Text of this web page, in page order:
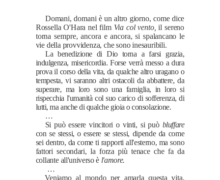
Domani, domani è un altro giorno, come dice
Rossella O'Hara nel film Via col vento, il sereno
torna sempre, ancora e ancora, si spalancano le
vie della provvidenza, che sono inesauribili.
La benedizione di Dio torna a farsi grazia,
indulgenza, misericordia. Forse verrà messo a dura
prova il corso della vita, da qualche altro ura­gano o
tempesta, vi saranno altri ostacoli da abbattere, da
superare, ma loro sono una famiglia, in loro si
rispecchia l'umanità col suo carico di sofferenza, di
lutti, ma anche di qualche gioia o consolazione.
…
Si può essere vincitori o vinti, si può bluffare
con se stessi, o esse­re se stessi, dipende da come
sei dentro, da come ti rapporti all'ester­no, ma sono
fattori secondari, la forza più tenace che fa da
collante all'universo è l'amore.
…
Veniamo al mondo per amarla questa vita,